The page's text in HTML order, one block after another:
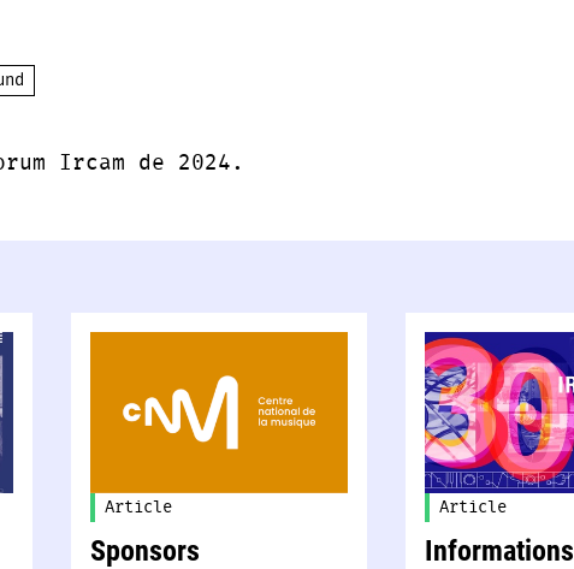
Ircam de 2024.
Article
Sponsors
Article
Informations